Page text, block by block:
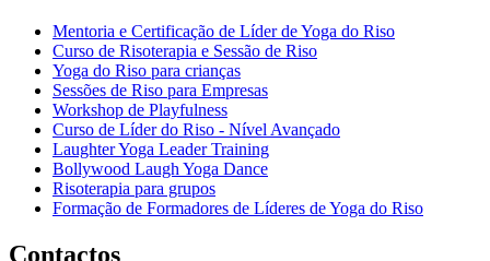
Mentoria e Certificação de Líder de Yoga do Riso
Curso de Risoterapia e Sessão de Riso
Yoga do Riso para crianças
Sessões de Riso para Empresas
Workshop de Playfulness
Curso de Líder do Riso - Nível Avançado
Laughter Yoga Leader Training
Bollywood Laugh Yoga Dance
Risoterapia para grupos
Formação de Formadores de Líderes de Yoga do Riso
Contactos